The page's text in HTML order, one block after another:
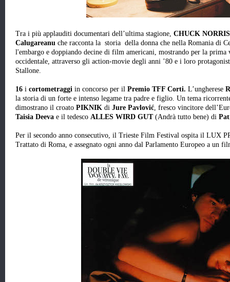
Tra i più applauditi documentari dell’ultima stagione, CHUCK
Calugareanu che racconta la storia della donna che nella Romania di
l'embargo e doppiando decine di film americani, mostrando per la
occidentale, attraverso gli action-movie degli anni ’80 e i loro
Stallone.
16 i cortometraggi in concorso per il Premio TFF Corti. L’ungherese
la storia di un forte e intenso legame tra padre e figlio. Un tema
dimostrano il croato PIKNIK di Jure Pavlović, fresco vincitore
Taisia Deeva e il tedesco ALLES WIRD GUT (Andrà tutto bene) di
Per il secondo anno consecutivo, il Trieste Film Festival ospita il LUX
Trattato di Roma, e assegnato ogni anno dal Parlamento Europeo a un